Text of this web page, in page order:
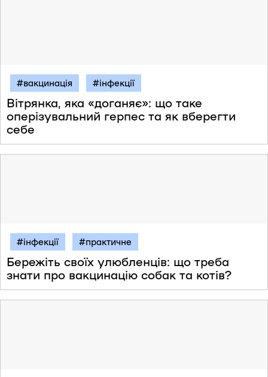
#вакцинація #інфекції
Вітрянка, яка «доганяє»: що таке
оперізувальний герпес та як вберегти
себе
#інфекції #практичне
Бережіть своїх улюбленців: що треба
знати про вакцинацію собак та котів?